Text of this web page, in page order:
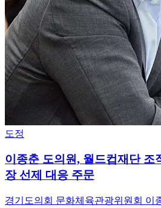
도정
이종춘 도의원, 월드컵재단 조
장 선제 대응 주문
경기도의회 문화체육관광위원회 이